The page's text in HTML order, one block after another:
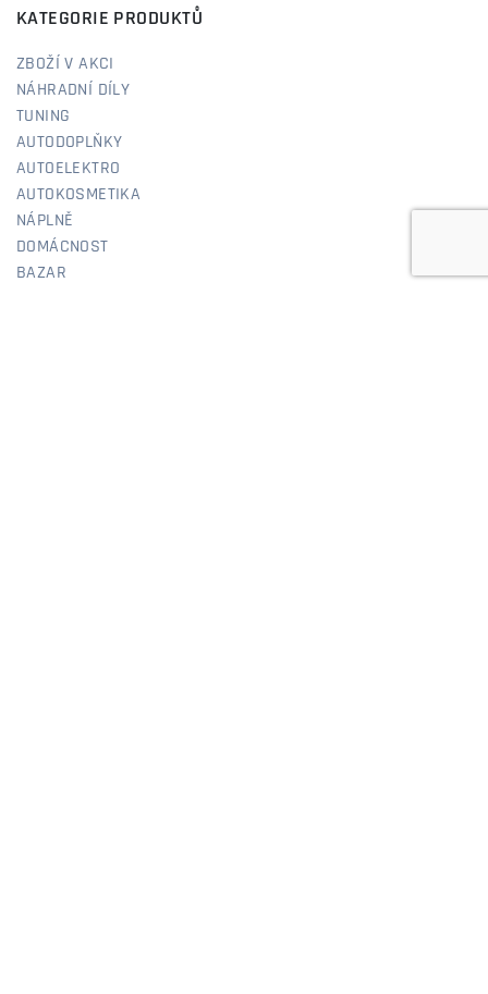
KATEGORIE PRODUKTŮ
ZBOŽÍ V AKCI
NÁHRADNÍ DÍLY
TUNING
AUTODOPLŇKY
AUTOELEKTRO
AUTOKOSMETIKA
NÁPLNĚ
DOMÁCNOST
BAZAR